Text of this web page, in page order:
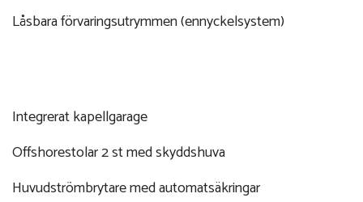
Låsbara förvaringsutrymmen (ennyckelsystem)
Integrerat kapellgarage
Offshorestolar 2 st med skyddshuva
Huvudströmbrytare med automatsäkringar